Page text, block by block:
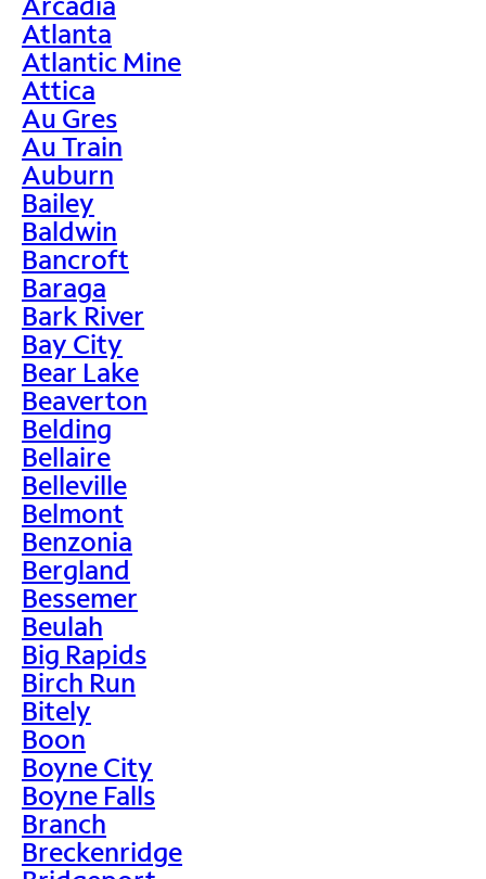
Atlanta
Atlantic Mine
Attica
Au Gres
Au Train
Auburn
Bailey
Baldwin
Bancroft
Baraga
Bark River
Bay City
Bear Lake
Beaverton
Belding
Bellaire
Belleville
Belmont
Benzonia
Bergland
Bessemer
Beulah
Big Rapids
Birch Run
Bitely
Boon
Boyne City
Boyne Falls
Branch
Breckenridge